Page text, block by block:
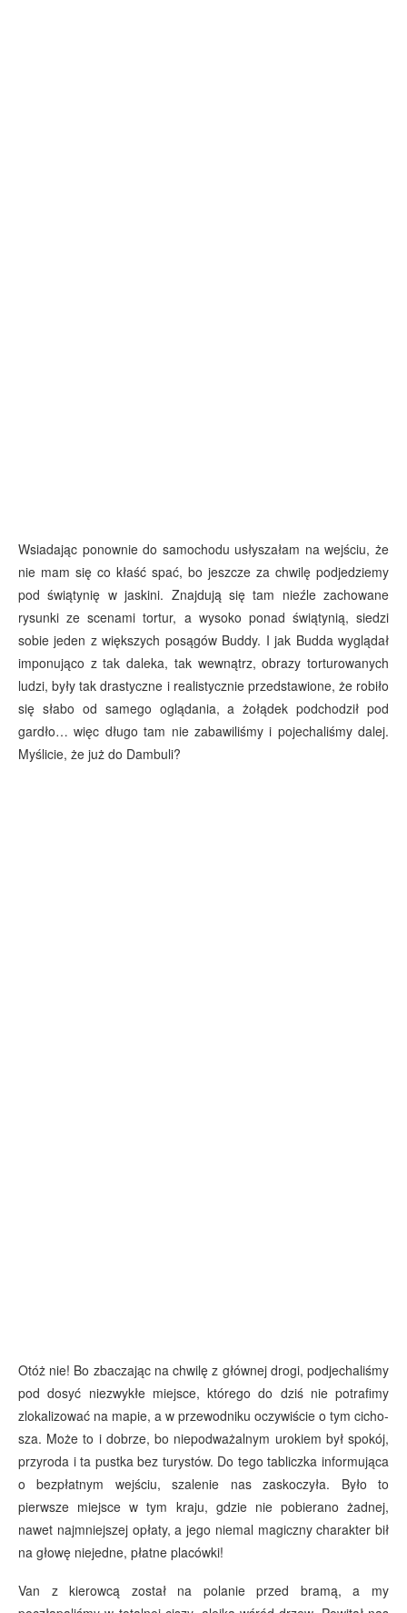
Wsiadając ponownie do samochodu usłyszałam na wejściu, że
nie mam się co kłaść spać, bo jeszcze za chwilę podjedziemy
pod świątynię w jaskini. Znajdują się tam nieźle zachowane
rysunki ze scenami tortur, a wysoko ponad świątynią, siedzi
sobie jeden z większych posągów Buddy. I jak Budda wyglądał
imponująco z tak daleka, tak wewnątrz, obrazy torturowanych
ludzi, były tak drastyczne i realistycznie przedstawione, że robiło
się słabo od samego oglądania, a żołądek podchodził pod
gardło… więc długo tam nie zabawiliśmy i pojechaliśmy dalej.
Myślicie, że już do Dambuli?
Otóż nie! Bo zbaczając na chwilę z głównej drogi, podjechaliśmy
pod dosyć niezwykłe miejsce, którego do dziś nie potrafimy
zlokalizować na mapie, a w przewodniku oczywiście o tym cicho-
sza. Może to i dobrze, bo niepodważalnym urokiem był spokój,
przyroda i ta pustka bez turystów. Do tego tabliczka informująca
o bezpłatnym wejściu, szalenie nas zaskoczyła. Było to
pierwsze miejsce w tym kraju, gdzie nie pobierano żadnej,
nawet najmniejszej opłaty, a jego niemal magiczny charakter bił
na głowę niejedne, płatne placówki!
Van z kierowcą został na polanie przed bramą, a my